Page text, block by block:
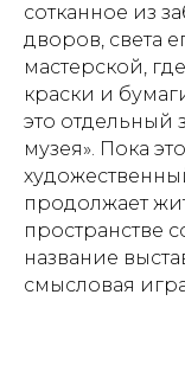
сотканное из
дворов, света
мастерской,
краски и
это отдельный
музея». Пока
продолжает
пространстве
название
смысловая